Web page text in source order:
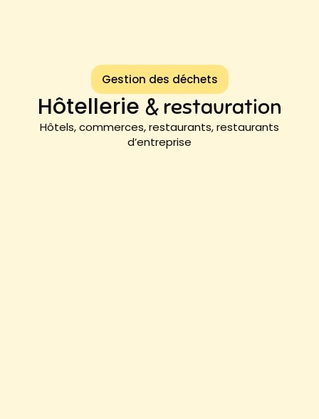
Gestion des déchets
Hôtellerie & restauration
Hôtels, commerces, restaurants, restaurants
d’entreprise